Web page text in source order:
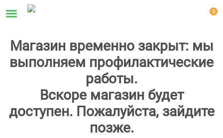
0
Магазин временно закрыт: мы
выполняем профилактические
работы.
Вскоре магазин будет
доступен. Пожалуйста, зайдите
позже.